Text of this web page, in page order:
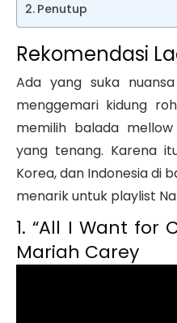
Penutup
Rekomendasi
Ada yang suka
menggemari kidung
memilih balada
yang tenang. Karena
Korea, dan Indonesia di
menarik untuk playlist
1. “All I Want for
Mariah Carey